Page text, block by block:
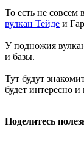
То есть не
вулкан Тейде и
У подножия
и базы.
Тут будут
будет интересно
Поделитесь